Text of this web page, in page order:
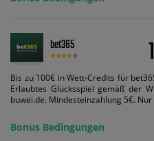
bet365
Bis zu 100€ in Wett-Credits für
Erlaubtes Glücksspiel gemäß der
buwei.de. Mindesteinzahlung 5€.
ein und wir geben Ihnen die
Wett-Credits, wenn Sie
Bonus Bedingungen